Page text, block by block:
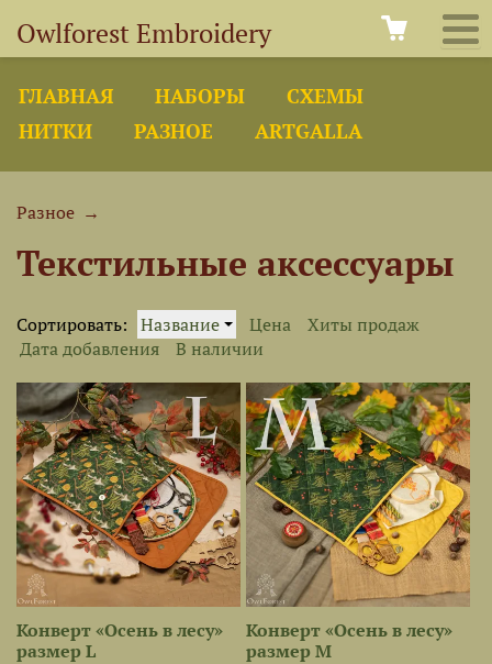
Owlforest Embroidery
ГЛАВНАЯ НАБОРЫ
СХЕМЫ
НИТКИ
РАЗНОЕ ARTGALLA
Разное →
Текстильные аксессуары
Сортировать: Название Цена
Хиты продаж
Дата добавления
В наличии
Конверт «Осень в лесу»
размер L
Конверт «Осень в лесу»
размер M